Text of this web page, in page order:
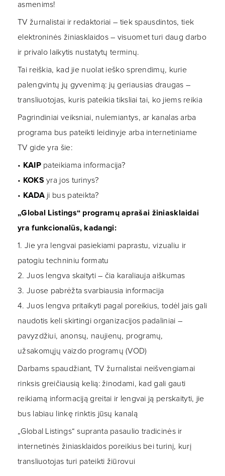
asmenims!
TV žurnalistai ir redaktoriai – tiek spausdintos, tiek
elektroninės žiniasklaidos – visuomet turi daug darbo
ir privalo laikytis nustatytų terminų.
Tai reiškia, kad jie nuolat ieško sprendimų, kurie
palengvintų jų gyvenimą: jų geriausias draugas –
transliuotojas, kuris pateikia tiksliai tai, ko jiems reikia
Pagrindiniai veiksniai, nulemiantys, ar kanalas arba
programa bus pateikti leidinyje arba internetiniame
TV gide yra šie:
• KAIPpateikiama informacija?
• KOKS yra jos turinys?
• KADAji bus pateikta?
„Global Listings“ programų aprašai žiniasklaidai
yra funkcionalūs, kadangi:
1. Jie yra lengvai pasiekiami paprastu, vizualiu ir
patogiu techniniu formatu
2. Juos lengva skaityti – čia karaliauja aiškumas
3. Juose pabrėžta svarbiausia informacija
4. Juos lengva pritaikyti pagal poreikius, todėl jais gali
naudotis keli skirtingi organizacijos padaliniai –
pavyzdžiui, anonsų, naujienų, programų,
užsakomųjų vaizdo programų (VOD)
Darbams spaudžiant, TV žurnalistai neišvengiamai
rinksis greičiausią kelią: žinodami, kad gali gauti
reikiamą informaciją greitai ir lengvai ją perskaityti, jie
bus labiau linkę rinktis jūsų kanalą
„Global Listings“ supranta pasaulio tradicinės ir
internetinės žiniasklaidos poreikius bei turinį, kurį
transliuotojas turi pateikti žiūrovui